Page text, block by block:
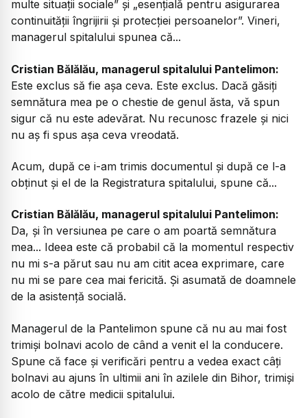
multe situații sociale” și „esențială pentru asigurarea
continuității îngrijirii și protecției persoanelor”. Vineri,
managerul spitalului spunea că...
Cristian Bălălău, managerul spitalului Pantelimon:
Este exclus să fie așa ceva. Este exclus. Dacă găsiți
semnătura mea pe o chestie de genul ăsta, vă spun
sigur că nu este adevărat. Nu recunosc frazele și nici
nu aș fi spus așa ceva vreodată.
Acum, după ce i-am trimis documentul și după ce l-a
obținut și el de la Registratura spitalului, spune că...
Cristian Bălălău, managerul spitalului Pantelimon:
Da, și în versiunea pe care o am poartă semnătura
mea... Ideea este că probabil că la momentul respectiv
nu mi s-a părut sau nu am citit acea exprimare, care
nu mi se pare cea mai fericită. Și asumată de doamnele
de la asistență socială.
Managerul de la Pantelimon spune că nu au mai fost
trimiși bolnavi acolo de când a venit el la conducere.
Spune că face și verificări pentru a vedea exact câți
bolnavi au ajuns în ultimii ani în azilele din Bihor, trimiși
acolo de către medicii spitalului.